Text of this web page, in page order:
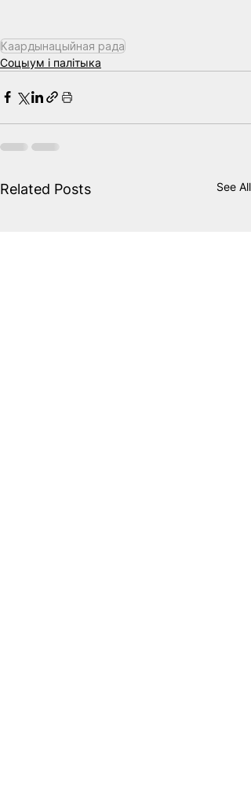
Каардынацыйная рада
Соцыум і палітыка
Related Posts See All